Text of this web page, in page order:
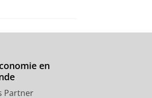
en
Partner